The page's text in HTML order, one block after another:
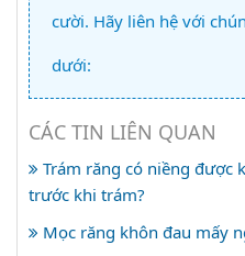
cười. Hãy liên hệ với
dưới:
CÁC TIN LIÊN QUAN
Trám răng có niềng được
trước khi trám?
Mọc răng khôn đau mấy